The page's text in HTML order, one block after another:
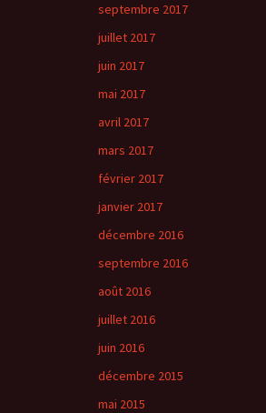
septembre 2017
juillet 2017
juin 2017
mai 2017
avril 2017
mars 2017
février 2017
janvier 2017
décembre 2016
septembre 2016
août 2016
juillet 2016
juin 2016
décembre 2015
mai 2015